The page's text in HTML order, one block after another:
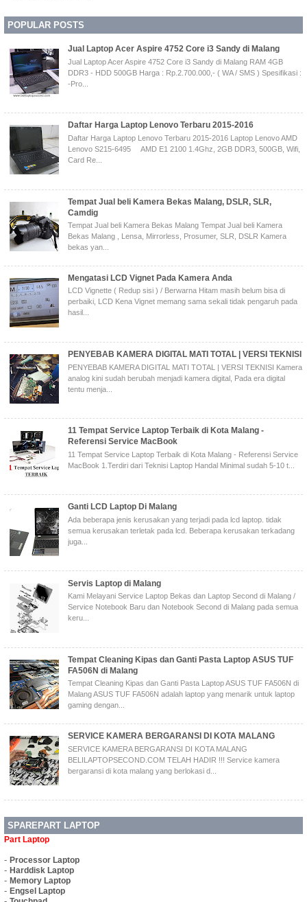
POPULAR POSTS
Jual Laptop Acer Aspire 4752 Core i3 Sandy di Malang
Jual Laptop Acer Aspire 4752 Core i3 Sandy di Malang RAM 4GB
DDR3 - HDD 500GB Harga : Rp.2.700.000,- ( WA / SMS ) Spesifikasi :
-Pro...
Daftar Harga Laptop Lenovo Terbaru 2015-2016
Daftar Harga Laptop Lenovo Terbaru 2015-2016 Laptop Lenovo AMD
Lenovo S215-6495 AMD E1 2100 1.4Ghz, 2GB DDR3, 500GB, Wifi,
Card Re...
Tempat Jual beli Kamera Bekas Malang, DSLR, SLR,
Camdig
Tempat Jual beli Kamera Bekas Malang Tempat Jual beli Kamera
Bekas Malang , Lensa, Mirrorless, Prosumer, SLR, DSLR Kamera
bekas yan...
Mengatasi LCD Vignet Pada Kamera Anda
LCD Vignette ( Redup sisi ) / Berwarna Hitam masih belum bisa di
perbaiki, LCD Kena Vignet memang sama sekali tidak pengaruh pada
hasil...
PENYEBAB KAMERA DIGITAL MATI TOTAL | VERSI TEKNISI
PENYEBAB KAMERA DIGITAL MATI TOTAL | VERSI TEKNISI Kamera
analog kini sudah berubah menjadi kamera digital, Pada era digital
tentu menja...
11 Tempat Service Laptop Terbaik di Kota Malang -
Referensi Service MacBook
11 Tempat Service Laptop Terbaik di Kota Malang - Referensi Service
MacBook 1.Terdiri dari Teknisi Laptop Handal Minimal sudah 5-10 t...
Ganti LCD Laptop Di Malang
Ada beberapa jenis kerusakan yang terjadi pada lcd laptop. tidak
semua kerusakan terletak pada lcd. Beberapa kerusakan terkadang
juga...
Servis Laptop di Malang
Kami Melayani Service Laptop Bekas dan Laptop Second di Malang /
Service Notebook Baru dan Notebook Second di Malang pada semua
keru...
Tempat Cleaning Kipas dan Ganti Pasta Laptop ASUS TUF
FA506N di Malang
Tempat Cleaning Kipas dan Ganti Pasta Laptop ASUS TUF FA506N di
Malang ASUS TUF FA506N adalah laptop yang menarik untuk laptop
gaming dengan...
SERVICE KAMERA BERGARANSI DI KOTA MALANG
SERVICE KAMERA BERGARANSI DI KOTA MALANG
BELILAPTOPSECOND.COM TELAH HADIR !!! Service kamera
bergaransi di kota malang yang berlokasi d...
SPAREPART LAPTOP
Part Laptop
- Processor Laptop
- Harddisk Laptop
- Memory Laptop
- Engsel Laptop